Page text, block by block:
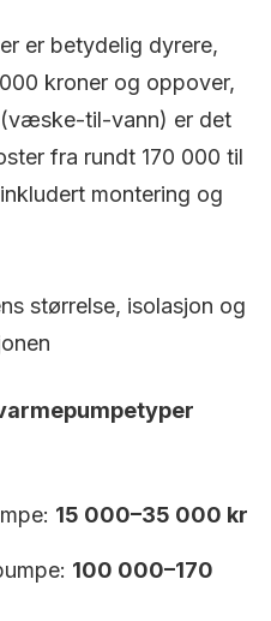
er betydelig dyrere,
kroner og oppover,
(væske-til-vann) er det
fra rundt 170 000 til
montering og
størrelse, isolasjon og
15 000–35 000 kr
100 000–170